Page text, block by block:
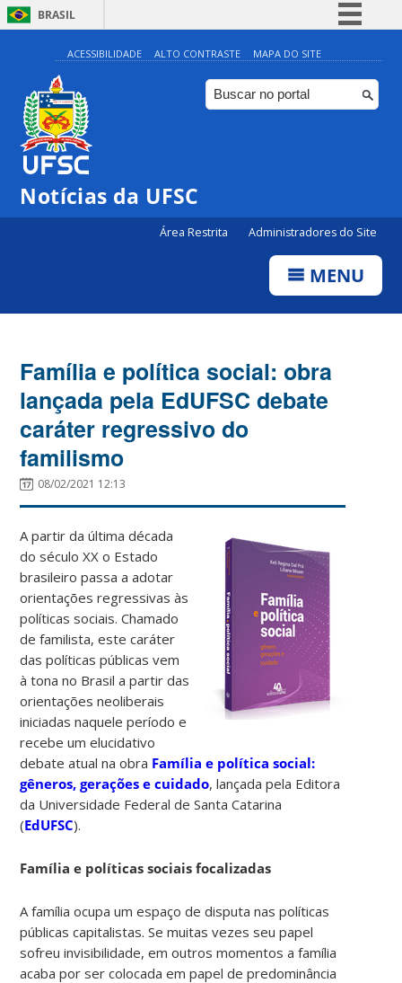
BRASIL
Simplifique!
Comunica BR
Participe
ACESSIBILIDADE ALTO CONTRASTE MAPA DO SITE
Notícias da UFSC
Área Restrita Administradores do Site
MENU
Família e política social: obra
lançada pela EdUFSC debate
caráter regressivo do
familismo
08/02/2021 12:13
A partir da última década
do século XX o Estado
brasileiro passa a adotar
orientações regressivas às
políticas sociais. Chamado
de familista, este caráter
das políticas públicas vem
à tona no Brasil a partir das
orientações neoliberais
iniciadas naquele período e
recebe um elucidativo
debate atual na obra Família e política social:
gêneros, gerações e cuidado, lançada pela Editora
da Universidade Federal de Santa Catarina
(EdUFSC).
Família e políticas sociais focalizadas
A família ocupa um espaço de disputa nas políticas
públicas capitalistas. Se muitas vezes seu papel
sofreu invisibilidade, em outros momentos a família
acaba por ser colocada em papel de predominância